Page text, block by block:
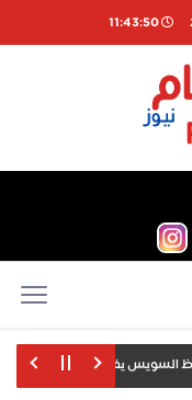
11:43:50
يفتتح الدورة الرابعة لمعرض